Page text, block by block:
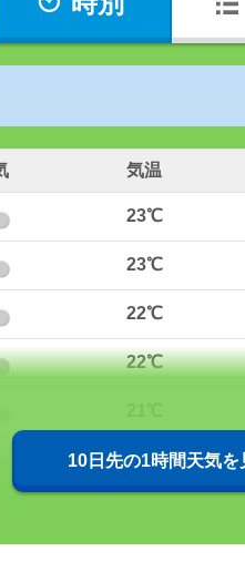
気温
23℃
23℃
22℃
22℃
21℃
10日先の1時間天気を